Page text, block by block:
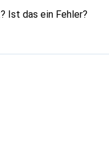
Ist das ein Fehler?